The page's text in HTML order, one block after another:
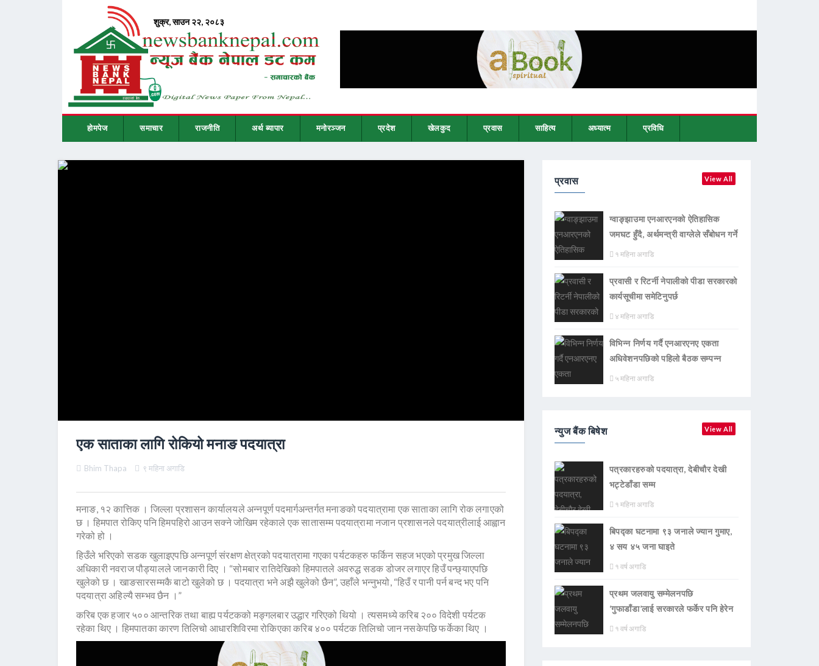
होमपेज समाचार राजनीति अर्थ ब्यापार मनोरञ्जन प्रदेश खेलकुद प्रवास साहित्य अध्यात्म प्रविधि
एक साताका लागि रोकियो मनाङ पदयात्रा
Bhim Thapa ९ महिना अगाडि
मनाङ, १२ कात्तिक । जिल्ला प्रशासन कार्यालयले अन्नपूर्ण पदमार्गअन्तर्गत मनाङको पदयात्रामा एक साताका लागि रोक लगाएको
छ । हिमपात रोकिए पनि हिमपहिरो आउन सक्ने जोखिम रहेकाले एक सातासम्म पदयात्रामा नजान प्रशासनले पदयात्रीलाई आह्वान
गरेको हो ।
हिउँले भरिएको सडक खुलाइएपछि अन्नपूर्ण संरक्षण क्षेत्रको पदयात्रामा गएका पर्यटकहरु फर्किन सहज भएको प्रमुख जिल्ला
अधिकारी नवराज पौड्यालले जानकारी दिए । “सोमबार रातिदेखिको हिमपातले अवरुद्ध सडक डोजर लगाएर हिउँ पन्छ्याएपछि
खुलेको छ । खाङसारसम्मकै बाटो खुलेको छ । पदयात्रा भने अझै खुलेको छैन”, उहाँले भन्नुभयो, “हिउँ र पानी पर्न बन्द भए पनि
पदयात्रा अहिल्यै सम्भव छैन ।”
करिब एक हजार ५०० आन्तरिक तथा बाह्य पर्यटकको मङ्गलबार उद्धार गरिएको थियो । त्यसमध्ये करिब २०० विदेशी पर्यटक
रहेका थिए । हिमपातका कारण तिलिचो आधारशिविरमा रोकिएका करिब ४०० पर्यटक तिलिचो जान नसकेपछि फर्केका थिए ।
प्रवास View All
ग्वाङ्झाउमा एनआरएनको ऐतिहासिक
जमघट हुँदै, अर्थमन्त्री वाग्लेले सँबोधन गर्ने
१ महिना अगाडि
प्रवासी र रिटर्नी नेपालीको पीडा सरकारको
कार्यसूचीमा समेटिनुपर्छ
४ महिना अगाडि
विभिन्न निर्णय गर्दै एनआरएनए एकता
अधिवेशनपछिको पहिलो बैठक सम्पन्न
५ महिना अगाडि
न्युज बैंक बिषेश View All
पत्रकारहरुको पदयात्रा, देबीचौर देखी
भट्टेडाँडा सम्म
१ महिना अगाडि
बिपद्का घटनामा ९३ जनाले ज्यान गुमाए,
४ सय ४५ जना घाइते
१ वर्ष अगाडि
प्रथम जलवायु सम्मेलनपछि
‘गुफाडाँडा’लाई सरकारले फर्केर पनि हेरेन
१ वर्ष अगाडि